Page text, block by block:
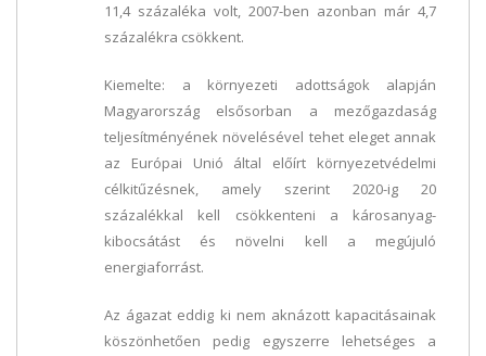
11,4 százaléka volt, 2007-ben azonban már 4,7
százalékra csökkent.
Kiemelte: a környezeti adottságok alapján
Magyarország elsősorban a mezőgazdaság
teljesítményének növelésével tehet eleget annak
az Európai Unió által előírt környezetvédelmi
célkitűzésnek, amely szerint 2020-ig 20
százalékkal kell csökkenteni a károsanyag-
kibocsátást és növelni kell a megújuló
energiaforrást.
Az ágazat eddig ki nem aknázott kapacitásainak
köszönhetően pedig egyszerre lehetséges a